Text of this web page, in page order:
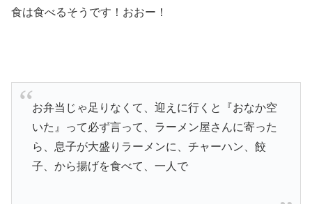
食は食べるそうです！おおー！
お弁当じゃ足りなくて、迎えに行くと『おなか空
いた』って必ず言って、ラーメン屋さんに寄った
ら、息子が大盛りラーメンに、チャーハン、餃
子、から揚げを食べて、一人で